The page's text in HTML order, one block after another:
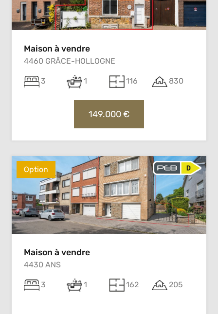
Maison à vendre
4460 GRÂCE-HOLLOGNE
3 1 116 830
149.000 €
Option
Maison à vendre
4430 ANS
3 1 162 205